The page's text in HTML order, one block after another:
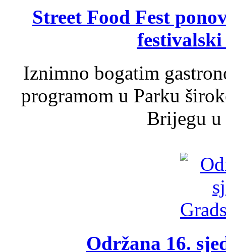
Street Food Fest
Iznimno bogatim
programom u Parku
Brijegu u
Održana 16.